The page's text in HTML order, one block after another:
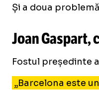
Și a doua
Joan Gaspart,
Fostul președinte
„Barcelona este